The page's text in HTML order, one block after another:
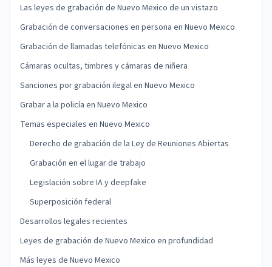
Las leyes de grabación de Nuevo Mexico de un vistazo
Grabación de conversaciones en persona en Nuevo Mexico
Grabación de llamadas telefónicas en Nuevo Mexico
Cámaras ocultas, timbres y cámaras de niñera
Sanciones por grabación ilegal en Nuevo Mexico
Grabar a la policía en Nuevo Mexico
Temas especiales en Nuevo Mexico
Derecho de grabación de la Ley de Reuniones Abiertas
Grabación en el lugar de trabajo
Legislación sobre IA y deepfake
Superposición federal
Desarrollos legales recientes
Leyes de grabación de Nuevo Mexico en profundidad
Más leyes de Nuevo Mexico